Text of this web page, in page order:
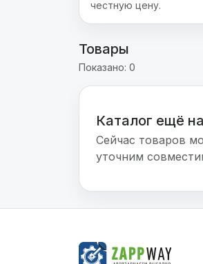
честную цену.
Товары
Показано: 0
Каталог ещё
Сейчас товаров
уточним